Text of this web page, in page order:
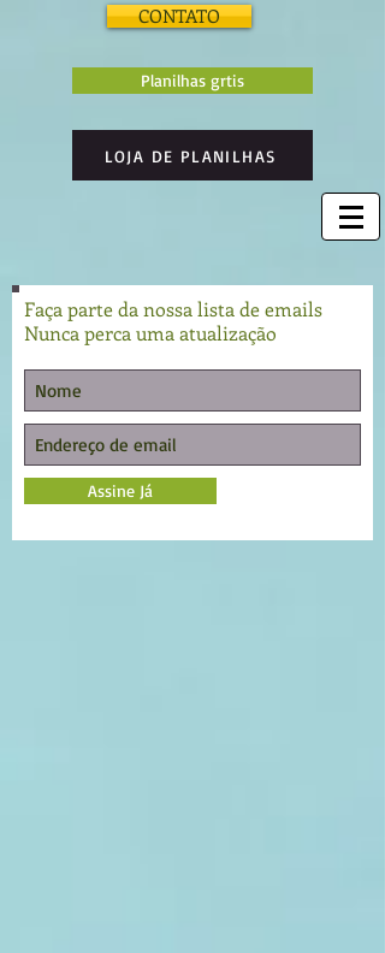
CONTATO
Planilhas grtis
LOJA DE PLANILHAS
Faça parte da nossa lista de emails
Nunca perca uma atualização
Assine Já